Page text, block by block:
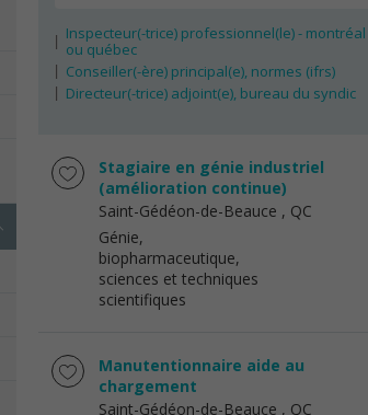
Inspecteur(-trice) professionnel(le) - montréal
ou québec
Conseiller(-ère) principal(e), normes (ifrs)
Directeur(-trice) adjoint(e), bureau du syndic
Stagiaire en génie industriel
(amélioration continue)
Saint-Gédéon-de-Beauce , QC
Génie,
biopharmaceutique,
sciences et techniques
scientifiques
Manutentionnaire aide au
chargement
Saint-Gédéon-de-Beauce , QC